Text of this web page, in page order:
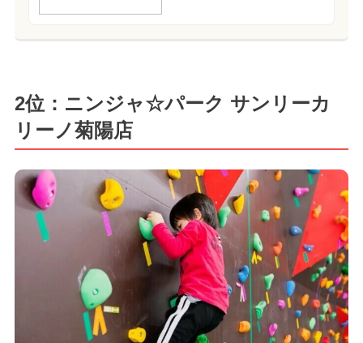
2位：ニンジャ☆パーク サンリーカ
リーノ菊陽店